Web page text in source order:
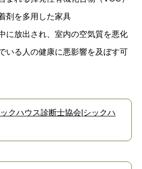
剤を多用した家具
に放出され、室内の空気質を悪化
いる人の健康に悪影響を及ぼす可
クハウス診断士協会|シックハ